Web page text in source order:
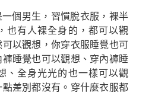
個男生，習慣脫衣服，裸半
也有人裸全身的，都可以觀
以觀想，你穿衣服睡覺也可
睡覺也可以觀想、穿內褲睡
、全身光光的也一樣可以觀
差別都沒有。穿什麼衣服都